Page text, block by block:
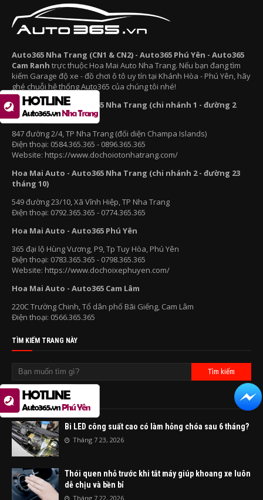
Auto365 Nha Trang (CN1 & CN2) - Auto365 Phú Yên - Auto365
Cam Ranh trực thuộc Hoa Mai Auto Nha Trang. Nếu bạn đang tìm
kiếm Garage độ xe - đồ chơi ô tô uy tín tại Khánh Hòa - Phú Yên, hãy
ghé chuỗi hệ thống Auto365 của chúng tôi nhé!
Hoa Mai Auto - Auto365 Nha Trang (chi nhánh 1 - đường 2
tháng 4)
847 đường 2/4, TP Nha Trang (đối diện Champa Islands)
Điện thoại: 0584.365.365 - 0896.365.365
Website: https://www.dochoiotonhatrang.com/
Hoa Mai Auto - Auto365 Nha Trang (chi nhánh 2 - đường 23
tháng 10)
549 đường 23/10, Xã Vĩnh Hiệp, TP Nha Trang
Điện thoại: 0792.365.365 - 0774.365.365
Hoa Mai Auto - Auto365 Phú Yên
365 đại lộ Hùng Vương, P9, Tp Tuy Hòa, Phú Yên
Điện thoại: 0783.365.365 - 0798.365.365
Website: https://www.dochoixephuyen.com/
Hoa Mai Auto - Auto365 Cam Lâm
220C Trường Chinh, Tổ dân phố Bãi Giếng, Cam Lâm
Điện thoại: 0566.365.365
TÌM KIẾM TRANG NÀY
BÀI VIẾT NGẪU NHIÊN
Bi LED công suất cao có làm hỏng chóa sau 6 tháng?
Tháng 7 23, 2026
Thói quen nhỏ trước khi tắt máy giúp khoang xe luôn
dễ chịu và bền bỉ
Tháng 7 22, 2026